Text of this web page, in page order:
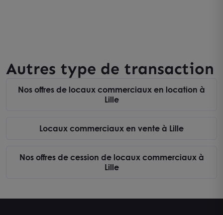
Autres type de transaction
Nos offres de locaux commerciaux en location à
Lille
Locaux commerciaux en vente à Lille
Nos offres de cession de locaux commerciaux à
Lille